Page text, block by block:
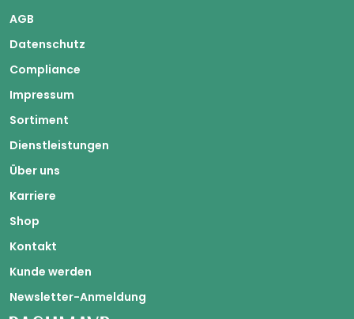
AGB
Datenschutz
Compliance
Impressum
Sortiment
Dienstleistungen
Über uns
Karriere
Shop
Kontakt
Kunde werden
Newsletter-Anmeldung